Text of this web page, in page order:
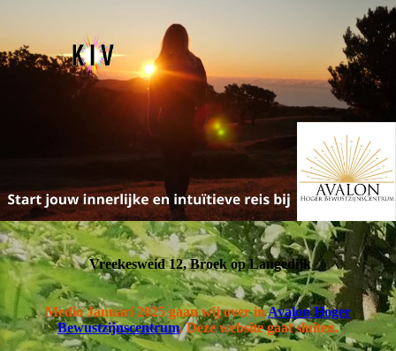
Vreekesweid 12, Broek op Langedijk
Medio Januari 2025 gaan wij over inAvalon Hoger
Bewustzijnscentrum. Deze website gaat sluiten.